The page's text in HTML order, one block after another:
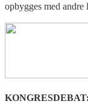
opbygges med andre